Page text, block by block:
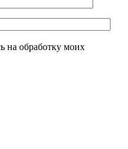
на обработку моих